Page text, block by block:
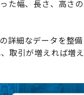
幅、長さ、高さの
詳細なデータを整
取引が増えれば増